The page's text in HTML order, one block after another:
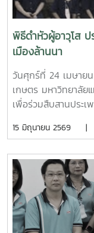
Asst. Prof. Dr.
Faculty of
University,
lecturers, and
Engineering
Science Program,
Nursing, warmly
Japan.Professor
Development
Laboratory,
Mie
collaboration and
student exchange
นอกจากนี้ คณะวิศวก
บุคลากรเข้าร่วมกิจก
และการประกวดนวัต
เครื่องดื่มด้วยภูมิปัญ
คิดสร้างสรรค์ของบุค
สะท้อนถึงความร่วม
อันดีงามของบุคลาก
พิธีดำหัวผู้อาวุโส
เมืองล้านนา
วันศุกร์ที่ 24 เมษาย
เกษตร มหาวิทยาลัย
เพื่อร่วมสืบสานประ
จาก รองศาสตราจา
ปีใหม่เมือง และถ่าย
คณะฯ ในช่วงที่ดำรง
ความมุ่งมั่นและรา
นอกจากนี้ รองศาส
อาวุโส ได้ให้โอวาท
15 มิถุนายน 2569